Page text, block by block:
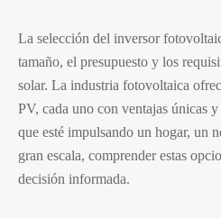
La selección del inversor
tamaño, el presupuesto y los
solar. La industria fotovoltaica
PV, cada uno con ventajas únicas y
que esté impulsando un hogar, un
gran escala, comprender estas
decisión informada.